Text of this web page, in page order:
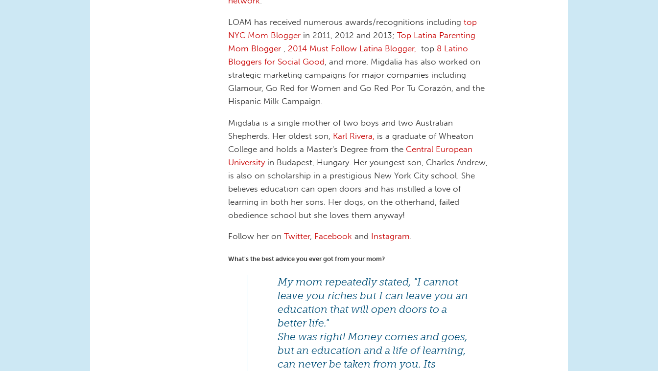
LOAM has received numerous awards/recognitions including top
NYC Mom Blogger in 2011, 2012 and 2013; Top Latina Parenting
Mom Blogger
2014 Must Follow Latina Blogger, top 8 Latino
Bloggers for Social Good , and more. Migdalia has also worked on
strategic marketing campaigns for major companies including
Glamour, Go Red for Women and Go Red Por Tu Corazón, and the
Hispanic Milk Campaign.
Migdalia is a single mother of two boys and two Australian
Shepherds. Her oldest son, Karl Rivera, is a graduate of Wheaton
College and holds a Master's Degree from the Central European
Universityin Budapest, Hungary. Her youngest son, Charles Andrew,
is also on scholarship in a prestigious New York City school. She
believes education can open doors and has instilled a love of
learning in both her sons. Her dogs, on the otherhand, failed
obedience school but she loves them anyway!
Follow her on Twitter, Facebook and Instagram.
What's the best advice you ever got from your mom?
My mom repeatedly stated, "I cannot
leave you riches but I can leave you an
education that will open doors to a
better life."
She was right! Money comes and goes,
but an education and a life of learning,
can never be taken from you. Its